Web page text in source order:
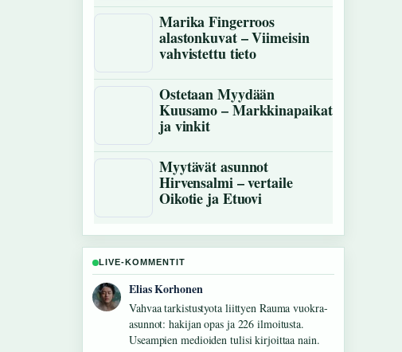
Marika Fingerroos
alastonkuvat – Viimeisin
vahvistettu tieto
Ostetaan Myydään
Kuusamo – Markkinapaikat
ja vinkit
Myytävät asunnot
Hirvensalmi – vertaile
Oikotie ja Etuovi
LIVE-KOMMENTIT
Noora Niemi
Hyva yhteenveto aiheesta Elisa Viihde Mini –
hinta ja ominaisuudet. Tama on tahan
mennessa selkein kooste tanaan.